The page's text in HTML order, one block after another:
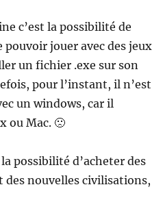
c’est la possibilité de
pouvoir jouer avec des jeux
un fichier .exe sur son
pour l’instant, il n’est
un windows, car il
ou Mac. 🙁
possibilité d’acheter des
nouvelles civilisations,